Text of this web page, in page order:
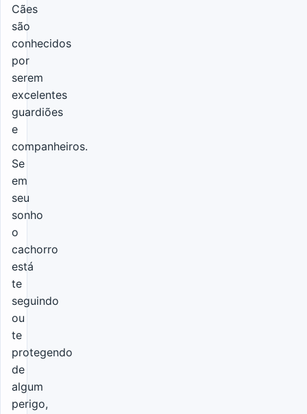
Cães
são
conhecidos
por
serem
excelentes
guardiões
e
companheiros.
Se
em
seu
sonho
o
cachorro
está
te
seguindo
ou
te
protegendo
de
algum
perigo,